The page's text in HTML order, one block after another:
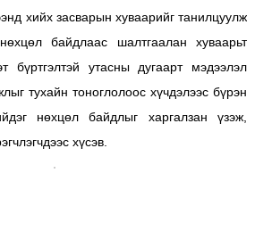
хийх засварын хуваарийг танилцуулж
байдлаас шалтгаалан хуваарьт
бүртгэлтэй утасны дугаарт мэдээлэл
тухайн тоноглолоос хүчдэлээс бүрэн
нөхцөл байдлыг харгалзан үзэж,
хүсэв.